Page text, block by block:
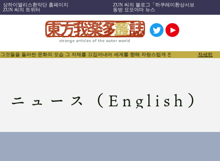
상하이앨리스환악단 홈페이지
ZUN 씨의 블로그「하쿠레이환상서보
ZUN 씨의 트위터
동방 요모야마 뉴스
을 둘러싼 문화의 모습 그 자체를 끄집어내어 세계를 향해 자랑스럽게 전함으로써, 동방자세히
ニュース（English）